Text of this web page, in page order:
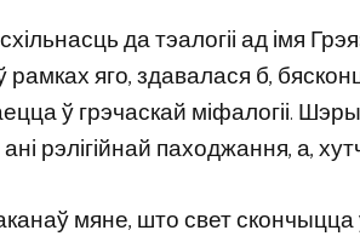
да тэалогіі ад імя
яго, здавалася б,
ў грэчаскай міфалогіі.
рэлігійнай паходжання, а,
мяне, што свет скончыцца